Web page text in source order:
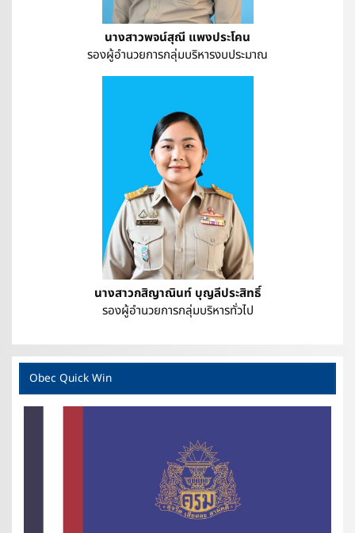
นางสาวพจน์สุณี แพงประโคน
รองผู้อำนวยการกลุ่มบริหารงบประมาณ
นางสาวกสิญาณินท์ บุญลีประสิทธิ์
รองผู้อำนวยการกลุ่มบริหารทั่วไป
Obec Quick Win